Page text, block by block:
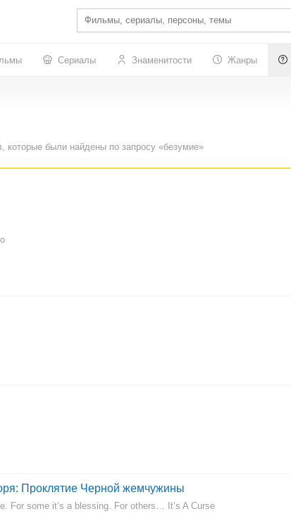
Сериалы Знаменитости Жанры
были найдены по запросу «безумие»
Проклятие Черной жемчужины
For some it’s a blessing. For others… It’s A Curse